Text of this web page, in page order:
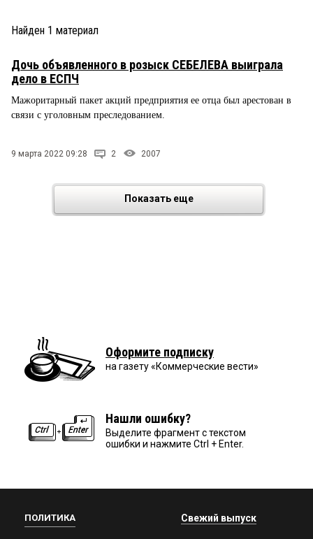
ПРОИСШЕСТВИЯ
СТИЛЬ ЖИЗНИ
Найден 1 материал
Дочь объявленного в розыск СЕБЕЛЕВА выиграла
дело в ЕСПЧ
Мажоритарный пакет акций предприятия ее отца был арестован в
связи с уголовным преследованием.
9 марта 2022 09:28 2 2007
Показать еще
Оформите подписку
на газету «Коммерческие вести»
Нашли ошибку?
Выделите фрагмент с текстом
ошибки и нажмите Ctrl + Enter.
ПОЛИТИКА Свежий выпуск